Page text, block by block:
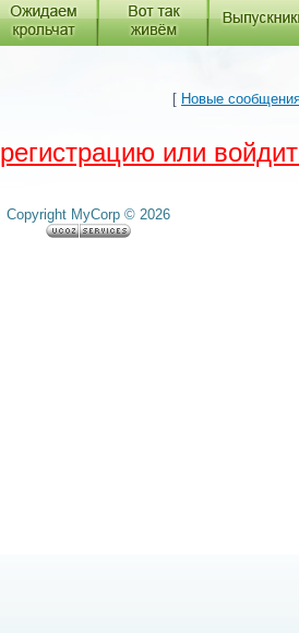
[ Новые
регистрацию или
Copyright MyCorp © 2026